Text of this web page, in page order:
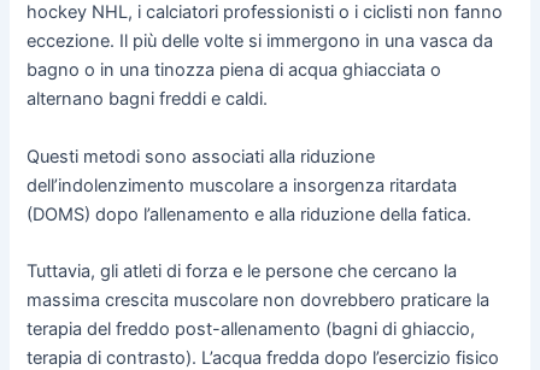
hockey NHL, i calciatori professionisti o i ciclisti non fanno
eccezione. Il più delle volte si immergono in una vasca da
bagno o in una tinozza piena di acqua ghiacciata o
alternano bagni freddi e caldi.
Questi metodi sono associati alla riduzione
dell’indolenzimento muscolare a insorgenza ritardata
(DOMS) dopo l’allenamento e alla riduzione della fatica.
Tuttavia, gli atleti di forza e le persone che cercano la
massima crescita muscolare non dovrebbero praticare la
terapia del freddo post-allenamento (bagni di ghiaccio,
terapia di contrasto). L’acqua fredda dopo l’esercizio fisico